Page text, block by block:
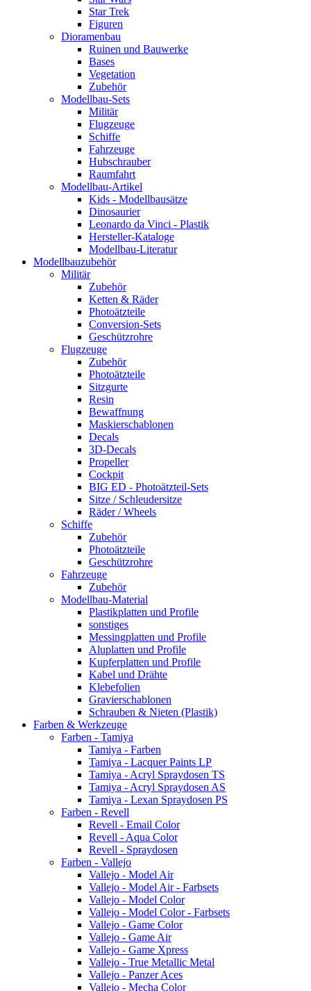
Star Trek
Figuren
Dioramenbau
Ruinen und Bauwerke
Bases
Vegetation
Zubehör
Modellbau-Sets
Militär
Flugzeuge
Schiffe
Fahrzeuge
Hubschrauber
Raumfahrt
Modellbau-Artikel
Kids - Modellbausätze
Dinosaurier
Leonardo da Vinci - Plastik
Hersteller-Kataloge
Modellbau-Literatur
Modellbauzubehör
Militär
Zubehör
Ketten & Räder
Photoätzteile
Conversion-Sets
Geschützrohre
Flugzeuge
Zubehör
Photoätzteile
Sitzgurte
Resin
Bewaffnung
Maskierschablonen
Decals
3D-Decals
Propeller
Cockpit
BIG ED - Photoätzteil-Sets
Sitze / Schleudersitze
Räder / Wheels
Schiffe
Zubehör
Photoätzteile
Geschützrohre
Fahrzeuge
Zubehör
Modellbau-Material
Plastikplatten und Profile
sonstiges
Messingplatten und Profile
Aluplatten und Profile
Kupferplatten und Profile
Kabel und Drähte
Klebefolien
Gravierschablonen
Schrauben & Nieten (Plastik)
Farben & Werkzeuge
Farben - Tamiya
Tamiya - Farben
Tamiya - Lacquer Paints LP
Tamiya - Acryl Spraydosen TS
Tamiya - Acryl Spraydosen AS
Tamiya - Lexan Spraydosen PS
Farben - Revell
Revell - Email Color
Revell - Aqua Color
Revell - Spraydosen
Farben - Vallejo
Vallejo - Model Air
Vallejo - Model Air - Farbsets
Vallejo - Model Color
Vallejo - Model Color - Farbsets
Vallejo - Game Color
Vallejo - Game Air
Vallejo - Game Xpress
Vallejo - True Metallic Metal
Vallejo - Panzer Aces
Vallejo - Mecha Color